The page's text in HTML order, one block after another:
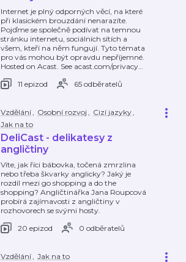
Internet je plný odporných věcí, na které
při klasickém brouzdání nenarazíte.
Pojďme se společně podívat na temnou
stránku internetu, sociálních sítích a
všem, kteří na něm fungují. Tyto témata
pro vás mohou být opravdu nepříjemné.
Hosted on Acast. See acast.com/privacy…
11 epizod
65 odběratelů
Vzdělání, Osobní rozvoj , Cizí jazyky,
Jak na to
DeliCast - delikatesy z
angličtiny
Víte, jak říci bábovka, točená zmrzlina
nebo třeba škvarky anglicky? Jaký je
rozdíl mezi go shopping a do the
shopping? Angličtinářka Jana Roupcová
probírá zajímavosti z angličtiny v
rozhovorech se svými hosty.
20 epizod
0 odběratelů
Vzdělání, Jak na to